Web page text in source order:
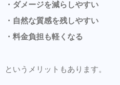
・ダメージを減らしやすい
・自然な質感を残しやすい
・料金負担も軽くなる
というメリットもあります。